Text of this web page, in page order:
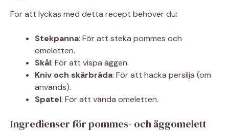
För att lyckas med detta recept behöver du:
Stekpanna: För att steka pommes och
omeletten.
Skål: För att vispa äggen.
Kniv och skärbräda: För att hacka persilja (om
används).
Spatel: För att vända omeletten.
Ingredienser för pommes- och äggomelett